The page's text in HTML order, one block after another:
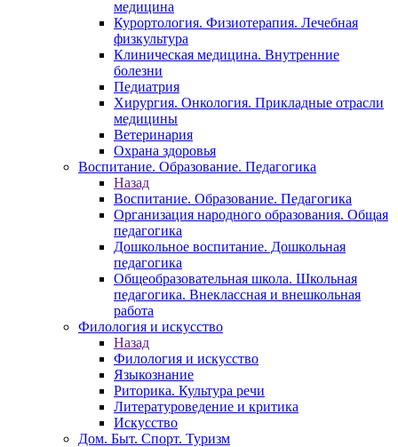
медицина
Курортология. Физиотерапия. Лечебная
физкультура
Клиническая медицина. Внутренние
болезни
Педиатрия
Хирургия. Онкология. Прикладные отрасли
медицины
Ветеринария
Охрана здоровья
Воспитание. Образование. Педагогика
Назад
Воспитание. Образование. Педагогика
Организация народного образования. Общая
педагогика
Дошкольное воспитание. Дошкольная
педагогика
Общеобразовательная школа. Школьная
педагогика. Внеклассная и внешкольная
работа
Филология и искусство
Назад
Филология и искусство
Языкознание
Риторика. Культура речи
Литературоведение и критика
Искусство
Дом. Быт. Спорт. Туризм